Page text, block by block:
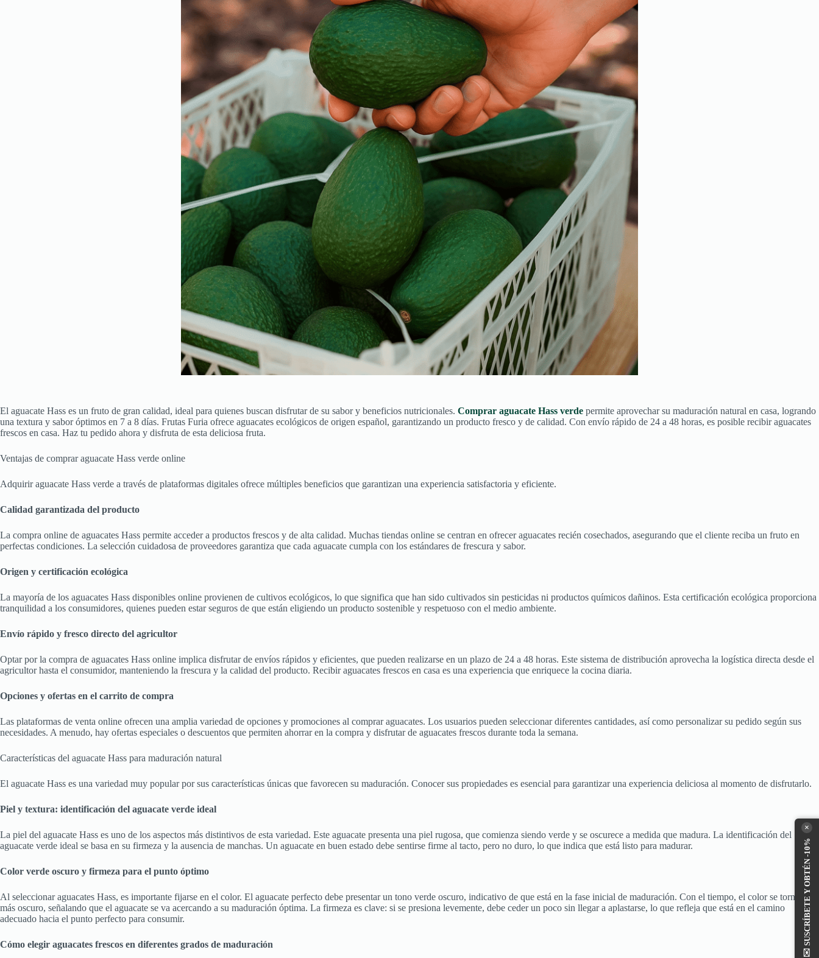
El aguacate Hass es un fruto de gran calidad, ideal para quienes buscan disfrutar de su sabor y beneficios nutricionales. Comprar aguacate Hass verde permite aprovechar su maduración natural en casa, logrando
una textura y sabor óptimos en 7 a 8 días. Frutas Furia ofrece aguacates ecológicos de origen español, garantizando un producto fresco y de calidad. Con envío rápido de 24 a 48 horas, es posible recibir aguacates
frescos en casa. Haz tu pedido ahora y disfruta de esta deliciosa fruta.
Ventajas de comprar aguacate Hass verde online
Adquirir aguacate Hass verde a través de plataformas digitales ofrece múltiples beneficios que garantizan una experiencia satisfactoria y eficiente.
Calidad garantizada del producto
La compra online de aguacates Hass permite acceder a productos frescos y de alta calidad. Muchas tiendas online se centran en ofrecer aguacates recién cosechados, asegurando que el cliente reciba un fruto en
perfectas condiciones. La selección cuidadosa de proveedores garantiza que cada aguacate cumpla con los estándares de frescura y sabor.
Origen y certificación ecológica
La mayoría de los aguacates Hass disponibles online provienen de cultivos ecológicos, lo que significa que han sido cultivados sin pesticidas ni productos químicos dañinos. Esta certificación ecológica proporciona
tranquilidad a los consumidores, quienes pueden estar seguros de que están eligiendo un producto sostenible y respetuoso con el medio ambiente.
Envío rápido y fresco directo del agricultor
Optar por la compra de aguacates Hass online implica disfrutar de envíos rápidos y eficientes, que pueden realizarse en un plazo de 24 a 48 horas. Este sistema de distribución aprovecha la logística directa desde el
agricultor hasta el consumidor, manteniendo la frescura y la calidad del producto. Recibir aguacates frescos en casa es una experiencia que enriquece la cocina diaria.
Opciones y ofertas en el carrito de compra
Las plataformas de venta online ofrecen una amplia variedad de opciones y promociones al comprar aguacates. Los usuarios pueden seleccionar diferentes cantidades, así como personalizar su pedido según sus
necesidades. A menudo, hay ofertas especiales o descuentos que permiten ahorrar en la compra y disfrutar de aguacates frescos durante toda la semana.
Características del aguacate Hass para maduración natural
El aguacate Hass es una variedad muy popular por sus características únicas que favorecen su maduración. Conocer sus propiedades es esencial para garantizar una experiencia deliciosa al momento de disfrutarlo.
Piel y textura: identificación del aguacate verde ideal
La piel del aguacate Hass es uno de los aspectos más distintivos de esta variedad. Este aguacate presenta una piel rugosa, que comienza siendo verde y se oscurece a medida que madura. La identificación del
aguacate verde ideal se basa en su firmeza y la ausencia de manchas. Un aguacate en buen estado debe sentirse firme al tacto, pero no duro, lo que indica que está listo para madurar.
Color verde oscuro y firmeza para el punto óptimo
Al seleccionar aguacates Hass, es importante fijarse en el color. El aguacate perfecto debe presentar un tono verde oscuro, indicativo de que está en la fase inicial de maduración. Con el tiempo, el color se tornará
más oscuro, señalando que el aguacate se va acercando a su maduración óptima. La firmeza es clave: si se presiona levemente, debe ceder un poco sin llegar a aplastarse, lo que refleja que está en el camino
adecuado hacia el punto perfecto para consumir.
Cómo elegir aguacates frescos en diferentes grados de maduración
×
✉️
SUSCRÍBETE Y OBTÉN -10%